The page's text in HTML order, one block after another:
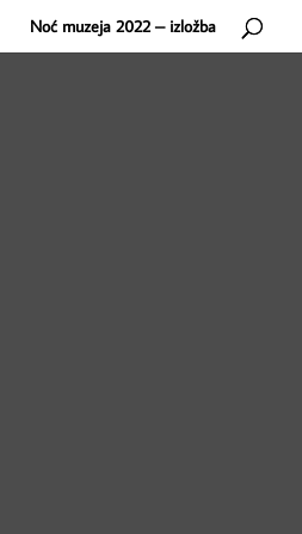
Noć muzeja 2022 – izložba